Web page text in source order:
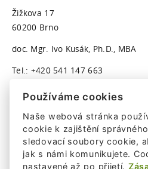
Žižkova 17
60200 Brno
doc. Mgr. Ivo Kusák, Ph.D., MBA
Tel.: +420 541 147 663
Ivo.Kusak@vut.cz
Lenka Kalová
Tel.: +420 541 147 651
Lenka.Kalova@vut.cz
Používáme cookies
Naše webová stránka
cookie k zajištění
sledovací soubory cookie,
jak s námi komunikujete.
nastavené až po přijetí.